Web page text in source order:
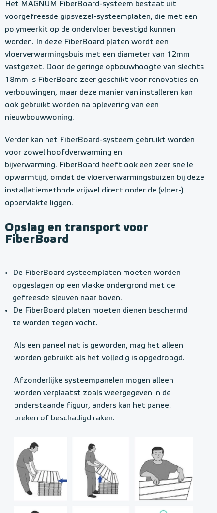
Het MAGNUM FiberBoard-systeem bestaat uit
voorgefreesde gipsvezel-systeemplaten, die met een
polymeerkit op de ondervloer bevestigd kunnen
worden. In deze FiberBoard platen wordt een
vloerverwarmingsbuis met een diameter van 12mm
vastgezet. Door de geringe opbouwhoogte van slechts
18mm is FiberBoard zeer geschikt voor renovaties en
verbouwingen, maar deze manier van installeren kan
ook gebruikt worden na oplevering van een
nieuwbouwwoning.
Verder kan het FiberBoard-systeem gebruikt worden
voor zowel hoofdverwarming en
bijverwarming. FiberBoard heeft ook een zeer snelle
opwarmtijd, omdat de vloerverwarmingsbuizen bij deze
installatiemethode vrijwel direct onder de (vloer-)
oppervlakte liggen.
Opslag en transport voor
FiberBoard
De FiberBoard systeemplaten moeten worden
opgeslagen op een vlakke ondergrond met de
gefreesde sleuven naar boven.
De FiberBoard platen moeten dienen beschermd
te worden tegen vocht.
Als een paneel nat is geworden, mag het alleen
worden gebruikt als het volledig is opgedroogd.
Afzonderlijke systeempanelen mogen alleen
worden verplaatst zoals weergegeven in de
onderstaande figuur, anders kan het paneel
breken of beschadigd raken.